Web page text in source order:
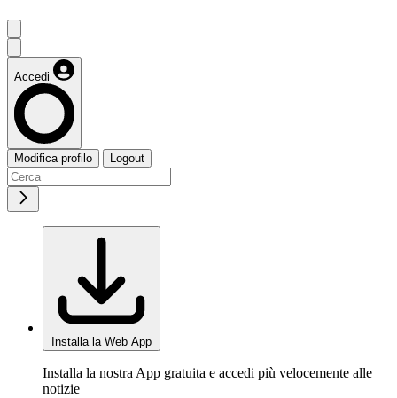
Accedi
Modifica profilo Logout
Installa la Web App
Installa la nostra App gratuita e accedi più velocemente alle
notizie